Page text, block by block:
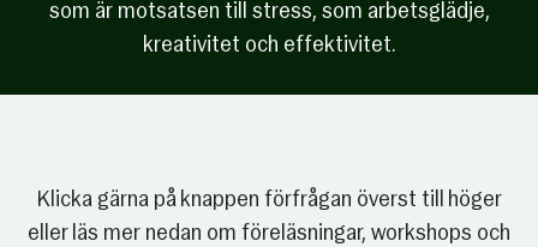
som är motsatsen till stress, som arbetsglädje,
kreativitet och effektivitet.
Klicka gärna på knappen förfrågan överst till höger
eller läs mer nedan om föreläsningar, workshops och